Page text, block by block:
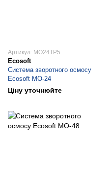
Артикул: MO24TP5
Ecosoft
Система зворотного осмосу
Ecosoft МО-24
Ціну уточнюйте